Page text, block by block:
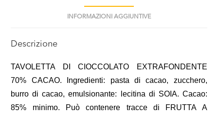
INFORMAZIONI AGGIUNTIVE
Descrizione
TAVOLETTA DI CIOCCOLATO EXTRAFONDENTE
70% CACAO. Ingredienti: pasta di cacao, zucchero,
burro di cacao, emulsionante: lecitina di SOIA. Cacao:
85% minimo. Può contenere tracce di FRUTTA A